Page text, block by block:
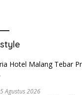
Agustus 2026